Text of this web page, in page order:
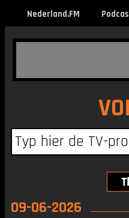
Nederland.FM
09-06-2026